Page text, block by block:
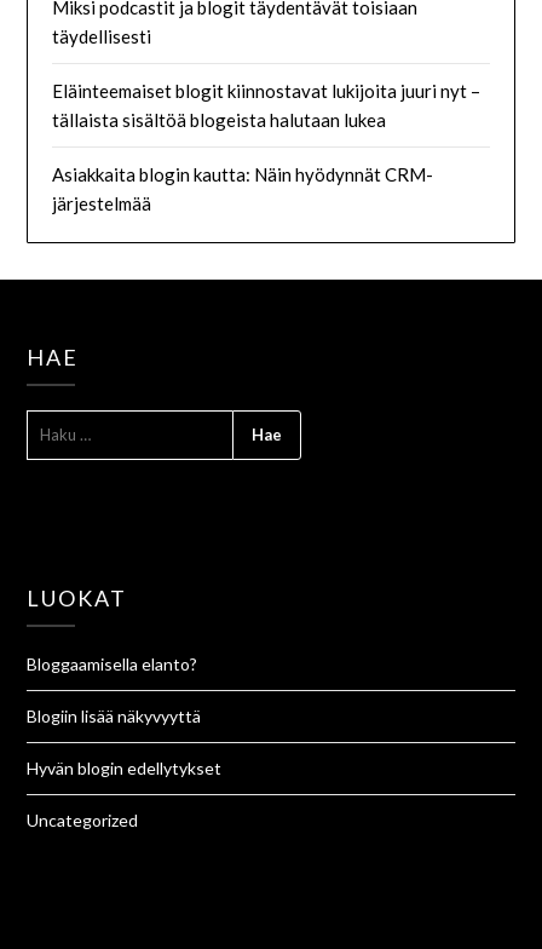
Miksi podcastit ja blogit täydentävät toisiaan
täydellisesti
Eläinteemaiset blogit kiinnostavat lukijoita juuri nyt –
tällaista sisältöä blogeista halutaan lukea
Asiakkaita blogin kautta: Näin hyödynnät CRM-
järjestelmää
HAE
LUOKAT
Bloggaamisella elanto?
Blogiin lisää näkyvyyttä
Hyvän blogin edellytykset
Uncategorized